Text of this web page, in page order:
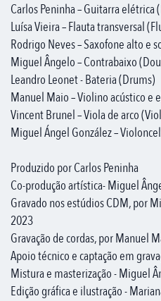
Carlos Peninha – Guitarra elétrica
Luísa Vieira – Flauta transversal
Rodrigo Neves – Saxofone alto e
Miguel Ângelo – Contrabaixo
Leandro Leonet - Bateria (Drums)
Manuel Maio – Violino acústico
Vincent Brunel – Viola de arco
Miguel Ángel González –
Produzido por Carlos Peninha
Co-produção artística- Miguel
Gravado nos estúdios CDM, por
2023
Gravação de cordas, por Manuel
Apoio técnico e captação em
Mistura e masterização - Miguel
Edição gráfica e ilustração -